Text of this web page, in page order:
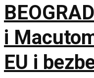
i
EU i